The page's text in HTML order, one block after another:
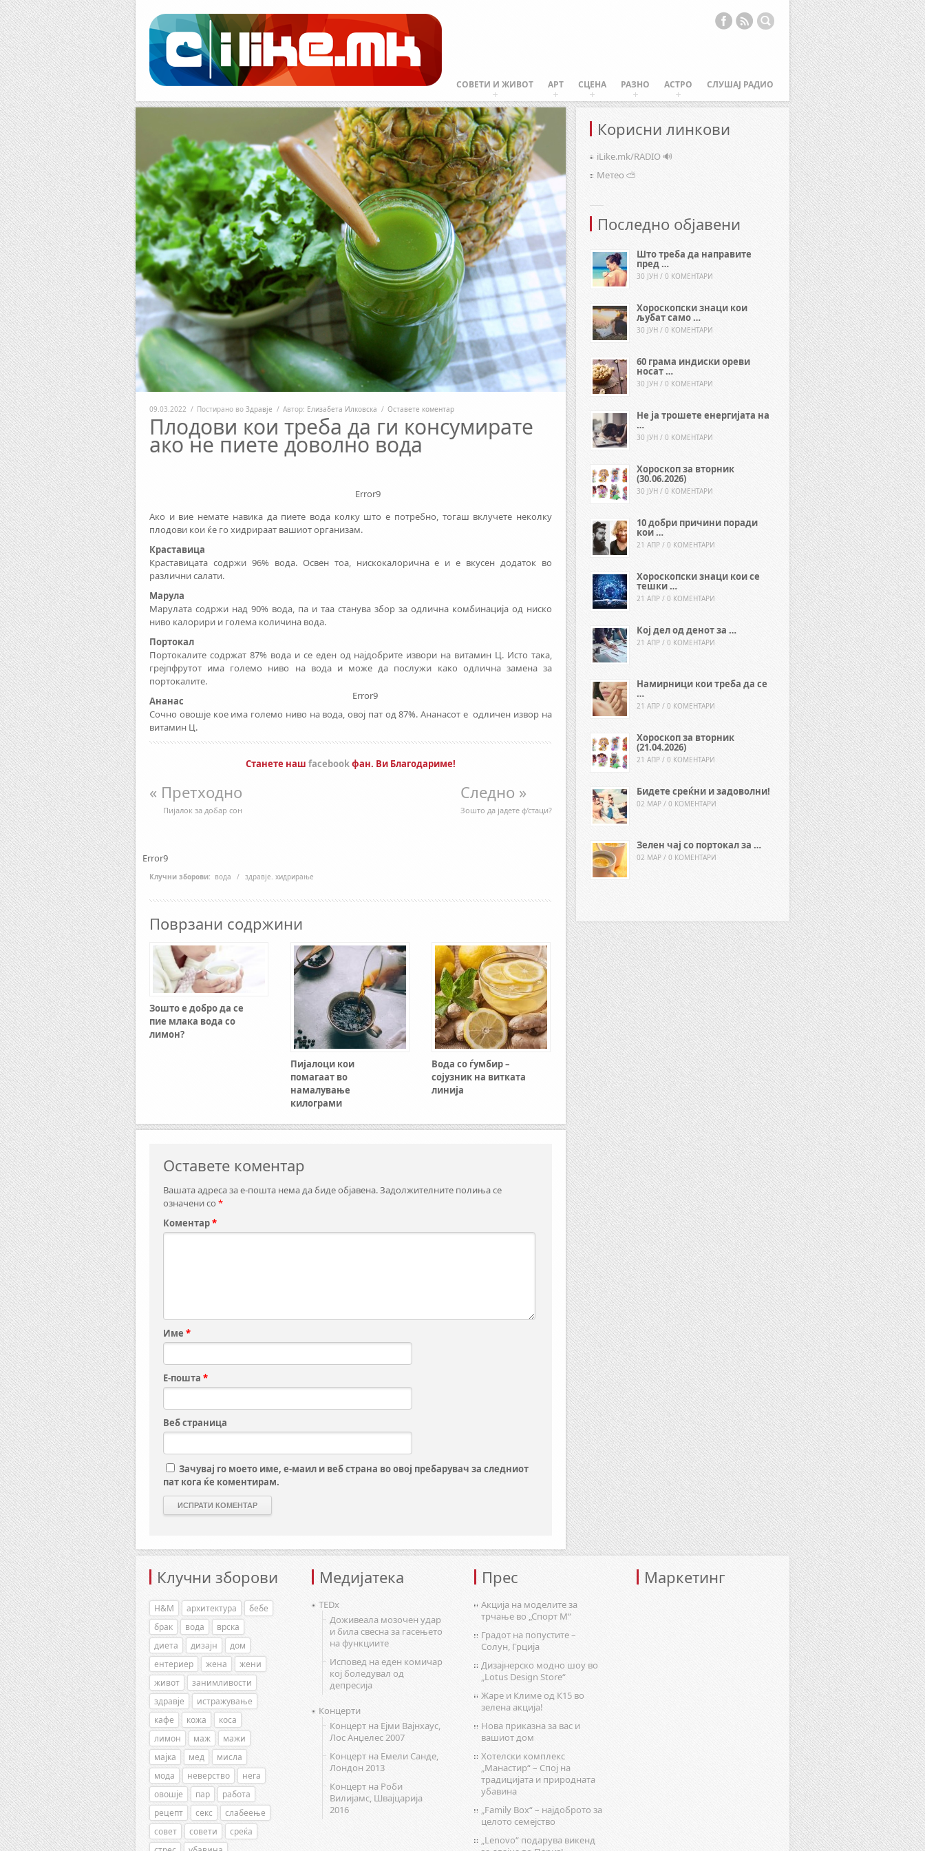
Facebook
RSS
СОВЕТИ И ЖИВОТ АРТ СЦЕНА РАЗНО АСТРО СЛУШАЈ РАДИО
09.03.2022 / Постирано во Здравје / Автор: Елизабета Илковска / Оставете коментар
Плодови кои треба да ги консумирате
ако не пиете доволно вода
Error9
Ако и вие немате навика да пиете вода колку што е потребно, тогаш вклучете неколку
плодови кои ќе го хидрираат вашиот организам.
Краставица
Краставицата содржи 96% вода. Освен тоа, нискокалорична е и е вкусен додаток во
различни салати.
Марула
Марулата содржи над 90% вода, па и таа станува збор за одлична комбинација од ниско
ниво калорири и голема количина вода.
Портокал
Портокалите содржат 87% вода и се еден од најдобрите извори на витамин Ц. Исто така,
грејпфрутот има големо ниво на вода и може да послужи како одлична замена за
портокалите.
Ананас
Сочно овошје кое има големо ниво на вода, овој пат од 87%. Ананасот е одличен извор на
витамин Ц.
Станете наш facebookфан. Ви Благодариме!
« Претходно
Пијалок за добар сон
Следно »
Зошто да јадете ф’стаци?
Error9
Error9
Клучни зборови: вода / здравје. хидрирање
Поврзани содржини
Зошто е добро да се
пие млака вода со
лимон?
Пијалоци кои
помагаат во
намалување
килограми
Вода со ѓумбир –
сојузник на витката
линија
Оставете коментар
Вашата адреса за е-пошта нема да биде објавена.Задолжителните полиња се
означени со *
Коментар*
Име *
Е-пошта *
Веб страница
Зачувај го моето име, е-маил и веб страна во овој пребарувач за следниот
пат кога ќе коментирам.
Корисни линкови
iLike.mk/RADIO 🔊
Метео ⛅
Последно објавени
Што треба да направите
пред …
30 ЈУН / 0 КОМЕНТАРИ
Хороскопски знаци кои
љубат само …
30 ЈУН / 0 КОМЕНТАРИ
60 грама индиски ореви
носат …
30 ЈУН / 0 КОМЕНТАРИ
Не ја трошете енергијата на
…
30 ЈУН / 0 КОМЕНТАРИ
Хороскоп за вторник
(30.06.2026)
30 ЈУН / 0 КОМЕНТАРИ
10 добри причини поради
кои …
21 АПР / 0 КОМЕНТАРИ
Хороскопски знаци кои се
тешки …
21 АПР / 0 КОМЕНТАРИ
Кој дел од денот за …
21 АПР / 0 КОМЕНТАРИ
Намирници кои треба да се
…
21 АПР / 0 КОМЕНТАРИ
Хороскоп за вторник
(21.04.2026)
21 АПР / 0 КОМЕНТАРИ
Бидете среќни и задоволни!
02 МАР / 0 КОМЕНТАРИ
Зелен чај со портокал за …
02 МАР / 0 КОМЕНТАРИ
Клучни зборови
H&M архитектура
бебе
брак
вода
врска
диета
дизајн
дом
ентериер
жена
жени
живот
занимливости
здравје
истражување
кафе
кожа
коса
лимон
маж
мажи
мајка
мед
мисла
мода
неверство
нега
овошје
пар
работа
рецепт
секс
слабеење
совет
совети
среќа
Медијатека
TEDx
Доживеала мозочен удар
и била свесна за гасењето
на функциите
Исповед на еден комичар
кој боледувал од
депресија
Концерти
Концерт на Ејми Вајнхаус,
Лос Анџелес 2007
Концерт на Емели Санде,
Лондон 2013
Концерт на Роби
Вилијамс, Швајцарија
2016
Прес
Акција на моделите за
трчање во „Спорт М“
Градот на попустите –
Солун, Грција
Дизајнерско модно шоу во
„Lotus Design Store“
Жаре и Климе од К15 во
зелена акција!
Нова приказна за вас и
вашиот дом
Хотелски комплекс
„Манастир“ – Спој на
традицијата и природната
убавина
„Family Box“ – најдоброто за
целото семејство
„Lenovo“ подарува викенд
Маркетинг